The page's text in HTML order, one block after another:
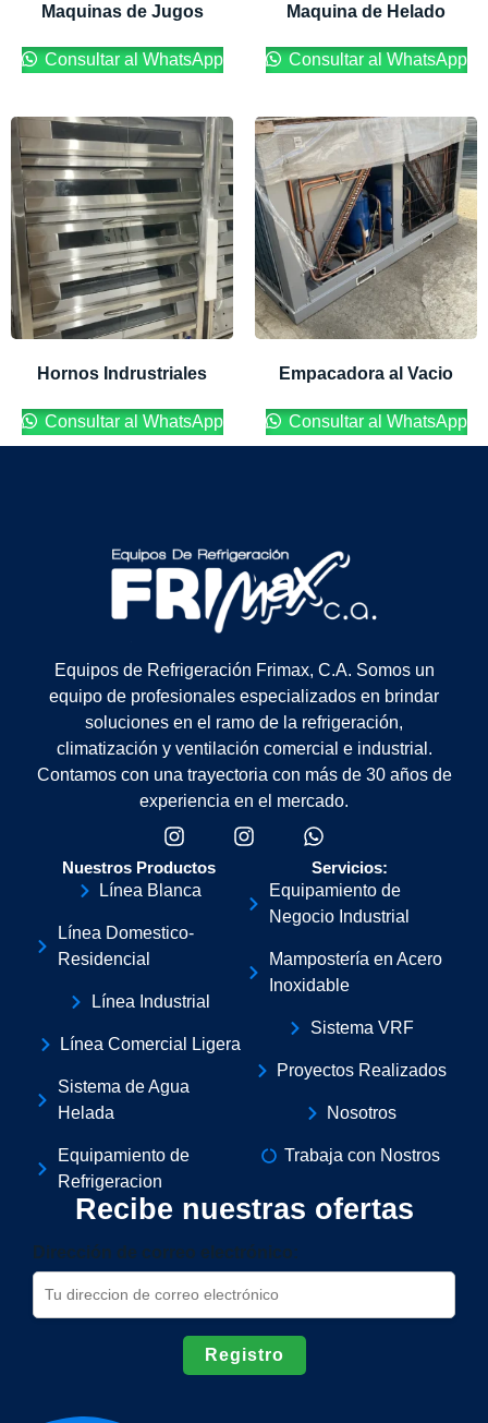
Maquinas de Jugos
Consultar al WhatsApp
Maquina de Helado
Consultar al WhatsApp
Hornos Indrustriales
Consultar al WhatsApp
Empacadora al Vacio
Consultar al WhatsApp
Equipos de Refrigeración Frimax, C.A. Somos un
equipo de profesionales especializados en brindar
soluciones en el ramo de la refrigeración,
climatización y ventilación comercial e industrial.
Contamos con una trayectoria con más de 30 años de
experiencia en el mercado.
Nuestros Productos
Línea Blanca
Línea Domestico-
Residencial
Línea Industrial
Línea Comercial Ligera
Sistema de Agua
Helada
Equipamiento de
Refrigeracion
Servicios:
Equipamiento de
Negocio Industrial
Mampostería en Acero
Inoxidable
Sistema VRF
Proyectos Realizados
Nosotros
Trabaja con Nostros
Recibe nuestras ofertas
Dirección de correo electrónico: